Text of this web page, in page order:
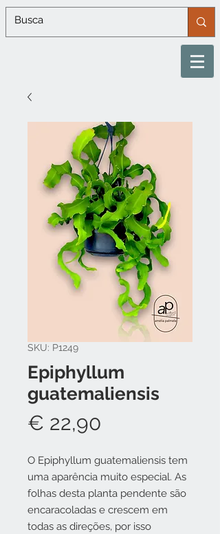
SKU: P1249
Epiphyllum
guatemaliensis
€ 22,90
O Epiphyllum guatemaliensis tem
uma aparência muito especial. As
folhas desta planta pendente são
encaracoladas e crescem em
todas as direções, por isso